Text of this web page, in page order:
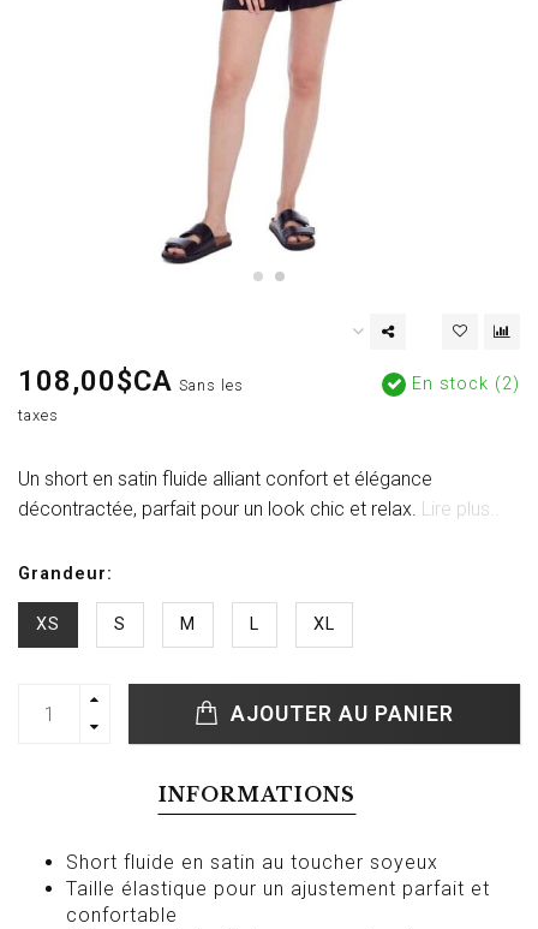
108,00$CA Sans les
taxes
En stock (2)
Un short en satin fluide alliant confort et élégance
décontractée, parfait pour un look chic et relax. Lire plus..
Grandeur:
XS S M L XL
AJOUTER AU PANIER
INFORMATIONS
Short fluide en satin au toucher soyeux
Taille élastique pour un ajustement parfait et
confortable